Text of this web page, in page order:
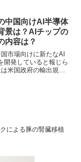
中国向けAI半導体
景は？AIチップの
内容は？
市場向けに新たなAI
開発していると報じら
米国政府の輸出規制
による豚の腎臓移植